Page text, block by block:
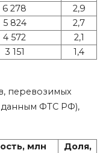
6 278
2,9
5 824
2,7
4 572
2,1
3 151 1,4
перевозимых
ФТС РФ),
млн
Доля,